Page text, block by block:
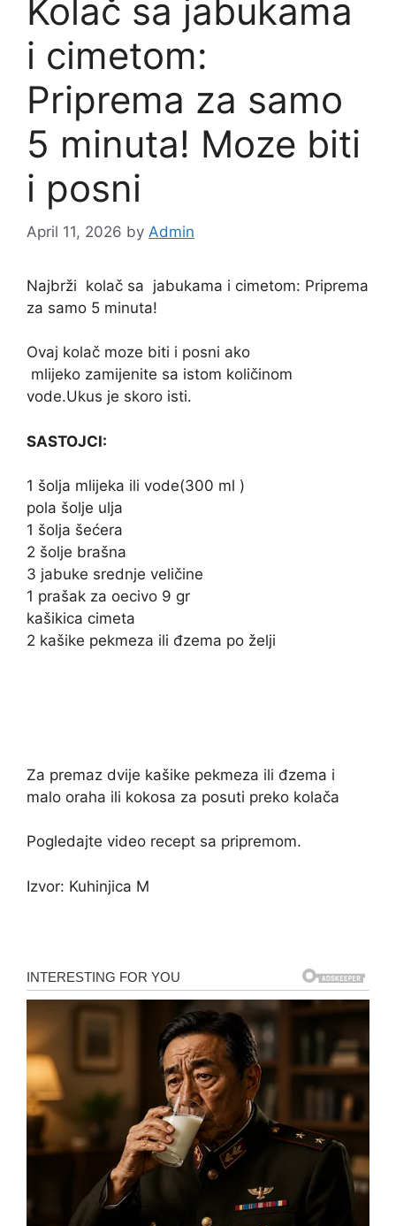
Kolač sa jabukama
i cimetom:
Priprema za samo
5 minuta! Moze biti
i posni
April 11, 2026 by Admin
Najbrži kolač sa jabukama i cimetom: Priprema
za samo 5 minuta!
Ovaj kolač moze biti i posni ako
mlijeko zamijenite sa istom količinom
vode.Ukus je skoro isti.
SASTOJCI:
1 šolja mlijeka ili vode(300 ml )
pola šolje ulja
1 šolja šećera
2 šolje brašna
3 jabuke srednje veličine
1 prašak za oecivo 9 gr
kašikica cimeta
2 kašike pekmeza ili đzema po želji
Za premaz dvije kašike pekmeza ili đzema i
malo oraha ili kokosa za posuti preko kolača
Pogledajte video recept sa pripremom.
Izvor: Kuhinjica M